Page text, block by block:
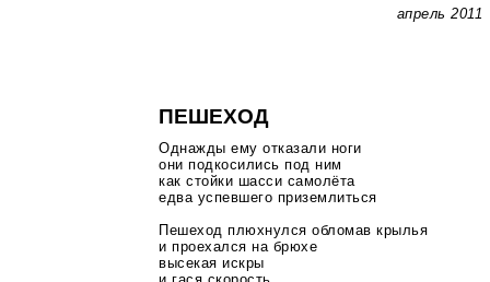
апрель 2011
ПЕШЕХОД
Однажды ему отказали ноги
они подкосились под ним
как стойки шасси самолёта
едва успевшего приземлиться
Пешеход плюхнулся обломав крылья
и проехался на брюхе
высекая искры